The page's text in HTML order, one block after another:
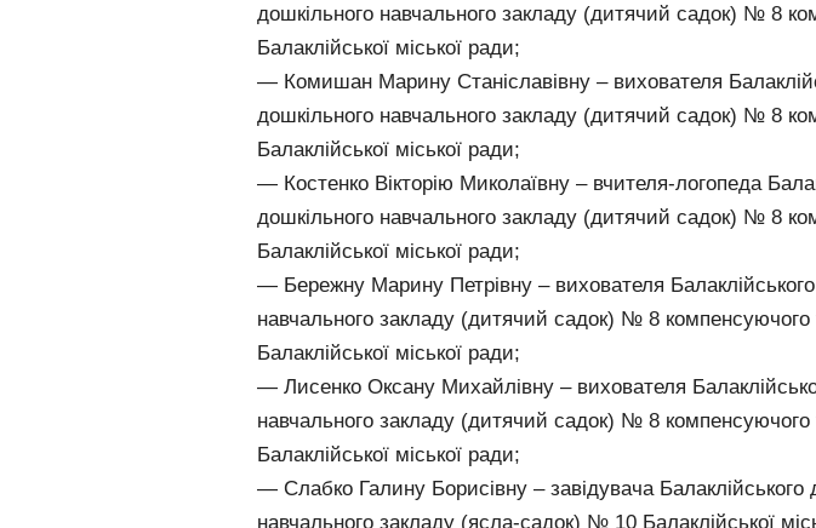
дошкільного навчального закладу (дитячий садок) № 8
Балаклійської міської ради;
— Комишан Марину Станіславівну – вихователя
дошкільного навчального закладу (дитячий садок) № 8
Балаклійської міської ради;
— Костенко Вікторію Миколаївну – вчителя-логопеда
дошкільного навчального закладу (дитячий садок) № 8
Балаклійської міської ради;
— Бережну Марину Петрівну – вихователя
навчального закладу (дитячий садок) № 8 компенсуючого
Балаклійської міської ради;
— Лисенко Оксану Михайлівну – вихователя
навчального закладу (дитячий садок) № 8 компенсуючого
Балаклійської міської ради;
— Слабко Галину Борисівну – завідувача Балаклійського
навчального закладу (ясла-садок) № 10 Балаклійської